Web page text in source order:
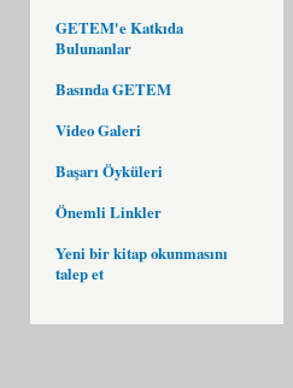
GETEM'e Katkıda
Bulunanlar
Basında GETEM
Video Galeri
Başarı Öyküleri
Önemli Linkler
Yeni bir kitap okunmasını
talep et